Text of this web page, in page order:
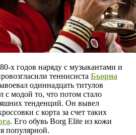
х годов наряду с музыкантами и
теннисиста Бьорна
одиннадцать титулов
с модой то, что потом стало
тенденций. Он вывел
с корта за счет таких
. Его обувь Borg Elite из кожи
популярной.